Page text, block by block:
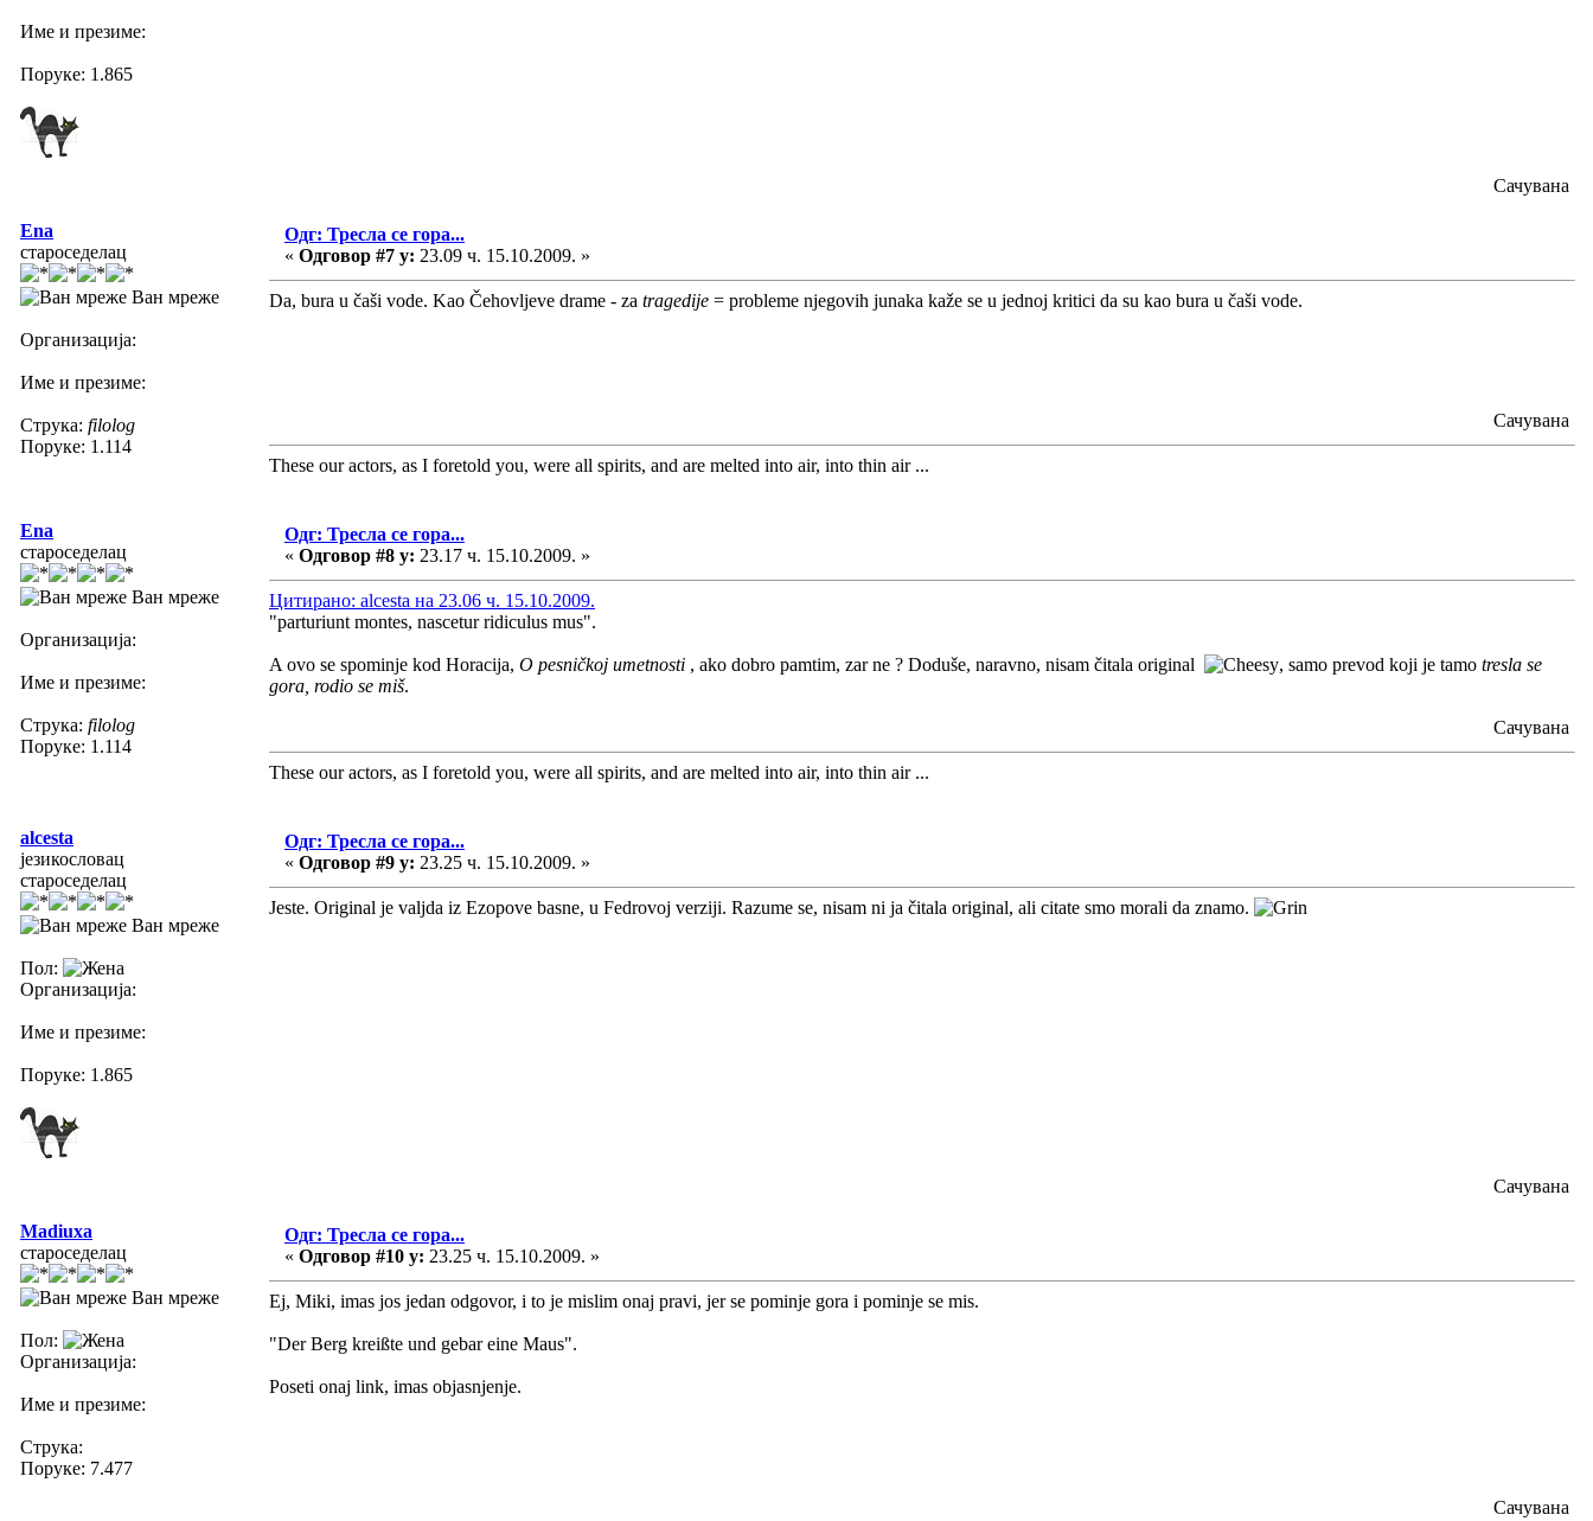
Име и презиме:
Поруке: 1.865
Сачувана
Ena
староседелац
Ван мреже
Организација:
Име и презиме:
Струка: filolog
Поруке: 1.114
Одг: Тресла се гора...
« Одговор #7 у: 23.09 ч. 15.10.2009. »
Da, bura u čaši vode. Kao Čehovljeve drame - za tragedije = probleme njegovih junaka kaže se u jednoj kritici da su kao bura u čaši vode.
Сачувана
These our actors, as I foretold you, were all spirits, and are melted into air, into thin air ...
Ena
староседелац
Ван мреже
Организација:
Име и презиме:
Струка: filolog
Поруке: 1.114
Одг: Тресла се гора...
« Одговор #8 у: 23.17 ч. 15.10.2009. »
Цитирано: alcesta на 23.06 ч. 15.10.2009.
"parturiunt montes, nascetur ridiculus mus".
A ovo se spominje kod Horacija, O pesničkoj umetnosti , ako dobro pamtim, zar ne ? Doduše, naravno, nisam čitala original , samo prevod koji je tamo tresla se
gora, rodio se miš.
Сачувана
These our actors, as I foretold you, were all spirits, and are melted into air, into thin air ...
alcesta
језикословац
староседелац
Ван мреже
Пол:
Организација:
Име и презиме:
Поруке: 1.865
Одг: Тресла се гора...
« Одговор #9 у: 23.25 ч. 15.10.2009. »
Jeste. Original je valjda iz Ezopove basne, u Fedrovoj verziji. Razume se, nisam ni ja čitala original, ali citate smo morali da znamo.
Сачувана
Madiuxa
староседелац
Ван мреже
Пол:
Организација:
Име и презиме:
Струка:
Поруке: 7.477
Одг: Тресла се гора...
« Одговор #10 у: 23.25 ч. 15.10.2009. »
Ej, Miki, imas jos jedan odgovor, i to je mislim onaj pravi, jer se pominje gora i pominje se mis.
"Der Berg kreißte und gebar eine Maus".
Poseti onaj link, imas objasnjenje.
Сачувана